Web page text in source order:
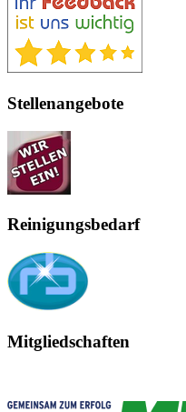
Stellenangebote
Reinigungsbedarf
Mitgliedschaften